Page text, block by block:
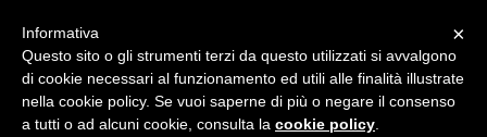
×
Informativa
Questo sito o gli strumenti terzi da questo utilizzati si avvalgono
di cookie necessari al funzionamento ed utili alle finalità illustrate
nella cookie policy. Se vuoi saperne di più o negare il consenso
a tutti o ad alcuni cookie, consulta la cookie policy